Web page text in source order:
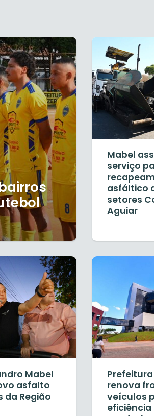
Mabel
serviço
asfáltico
setores
Aguiar
Mabel
asfalto
da Região
renova
veículos
eficiência